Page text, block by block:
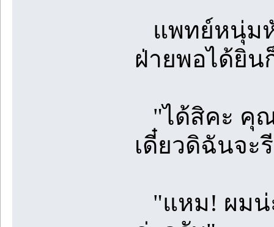
แพทย์หนุ่ม
ฝ่ายพอได้ยิน
"ได้สิคะ คุณ
เดี๋ยวดิฉันจะ
"แหม! ผมน่